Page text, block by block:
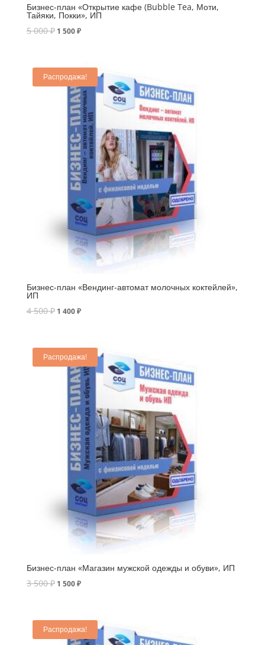
Бизнес-план «Открытие кафе (Bubble Tea, Моти,
Тайяки, Покки», ИП
5 000₽ 1 500₽
Распродажа!
Бизнес-план «Вендинг-автомат молочных коктейлей»,
ИП
4 500₽ 1 400₽
Распродажа!
Бизнес-план «Магазин мужской одежды и обуви», ИП
3 500₽ 1 500₽
Распродажа!